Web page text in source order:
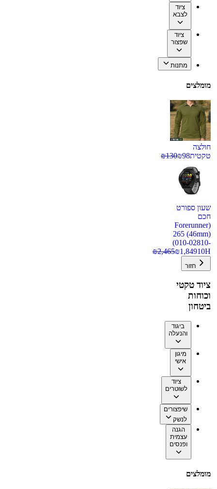
ציוד
לצבא
ציוד
שפצור
מתנות
מומלצים
חולצה
טקטית
₪98
₪130
שעון ספורט
חכם
(Forerunner
265 (46mm)
(010-02810-
10H
₪1,849
₪2,465
חזור
ציוד טקטי
וכוחות
ביטחון
ביגוד
והנעלה
מיגון
אישי
ציוד
לשוטרים
שיפצורים
לנשק
הגנה
עצמית
ופנסים
מומלצים